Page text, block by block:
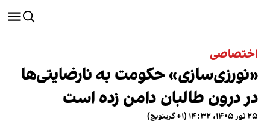
اختصاصی
«نورزی‌سازی» حکومت به نارضایتی‌ها
در درون طالبان دامن زده است
۲۵ ثور ۱۴۰۵، ۱۴:۳۲ (‎+۱ گرینویچ)